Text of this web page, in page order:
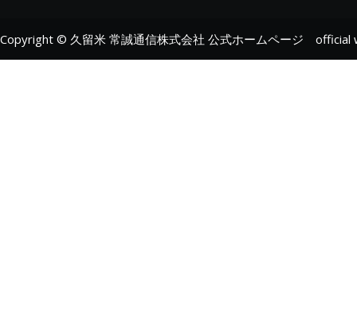
Copyright © 久留米 常誠通信株式会社 公式ホームページ